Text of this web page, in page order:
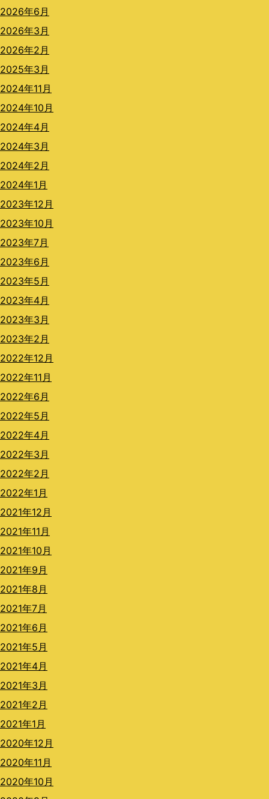
2026年6月
2026年3月
2026年2月
2025年3月
2024年11月
2024年10月
2024年4月
2024年3月
2024年2月
2024年1月
2023年12月
2023年10月
2023年7月
2023年6月
2023年5月
2023年4月
2023年3月
2023年2月
2022年12月
2022年11月
2022年6月
2022年5月
2022年4月
2022年3月
2022年2月
2022年1月
2021年12月
2021年11月
2021年10月
2021年9月
2021年8月
2021年7月
2021年6月
2021年5月
2021年4月
2021年3月
2021年2月
2021年1月
2020年12月
2020年11月
2020年10月